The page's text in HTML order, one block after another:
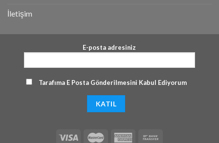
İletişim
E-posta adresiniz
Tarafıma E Posta Gönderilmesini Kabul Ediyorum